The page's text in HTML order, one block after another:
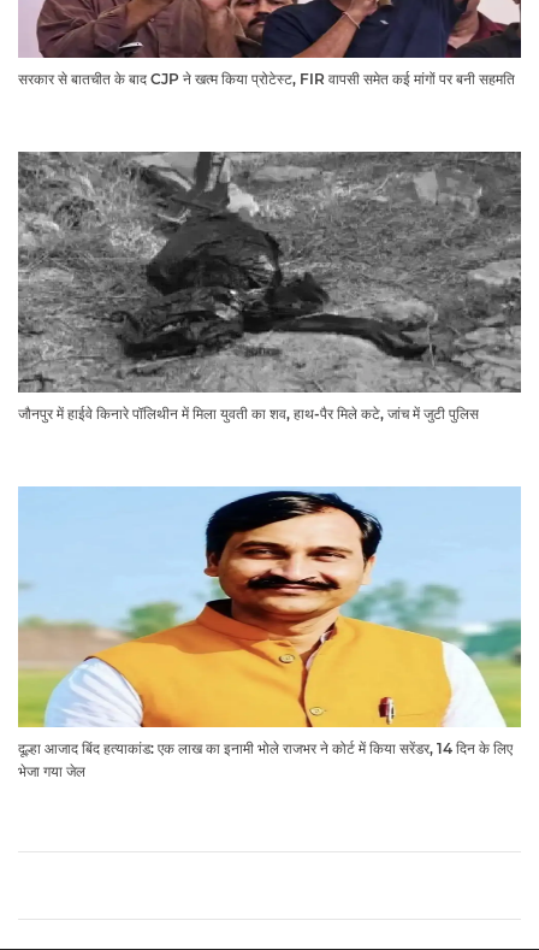
सरकार से बातचीत के बाद CJP ने खत्म किया प्रोटेस्ट, FIR वापसी समेत कई मांगों पर बनी सहमति
जौनपुर में हाईवे किनारे पॉलिथीन में मिला युवती का शव, हाथ-पैर मिले कटे, जांच में जुटी पुलिस
दूल्हा आजाद बिंद हत्याकांड: एक लाख का इनामी भोले राजभर ने कोर्ट में किया सरेंडर, 14 दिन के लिए
भेजा गया जेल